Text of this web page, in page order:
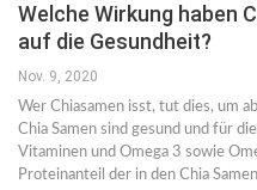
Welche Wirkung haben
auf die Gesundheit?
Nov. 9, 2020
Wer Chiasamen isst, tut dies, um
Chia Samen sind gesund und für
Vitaminen und Omega 3 sowie
Proteinanteil der in den Chia